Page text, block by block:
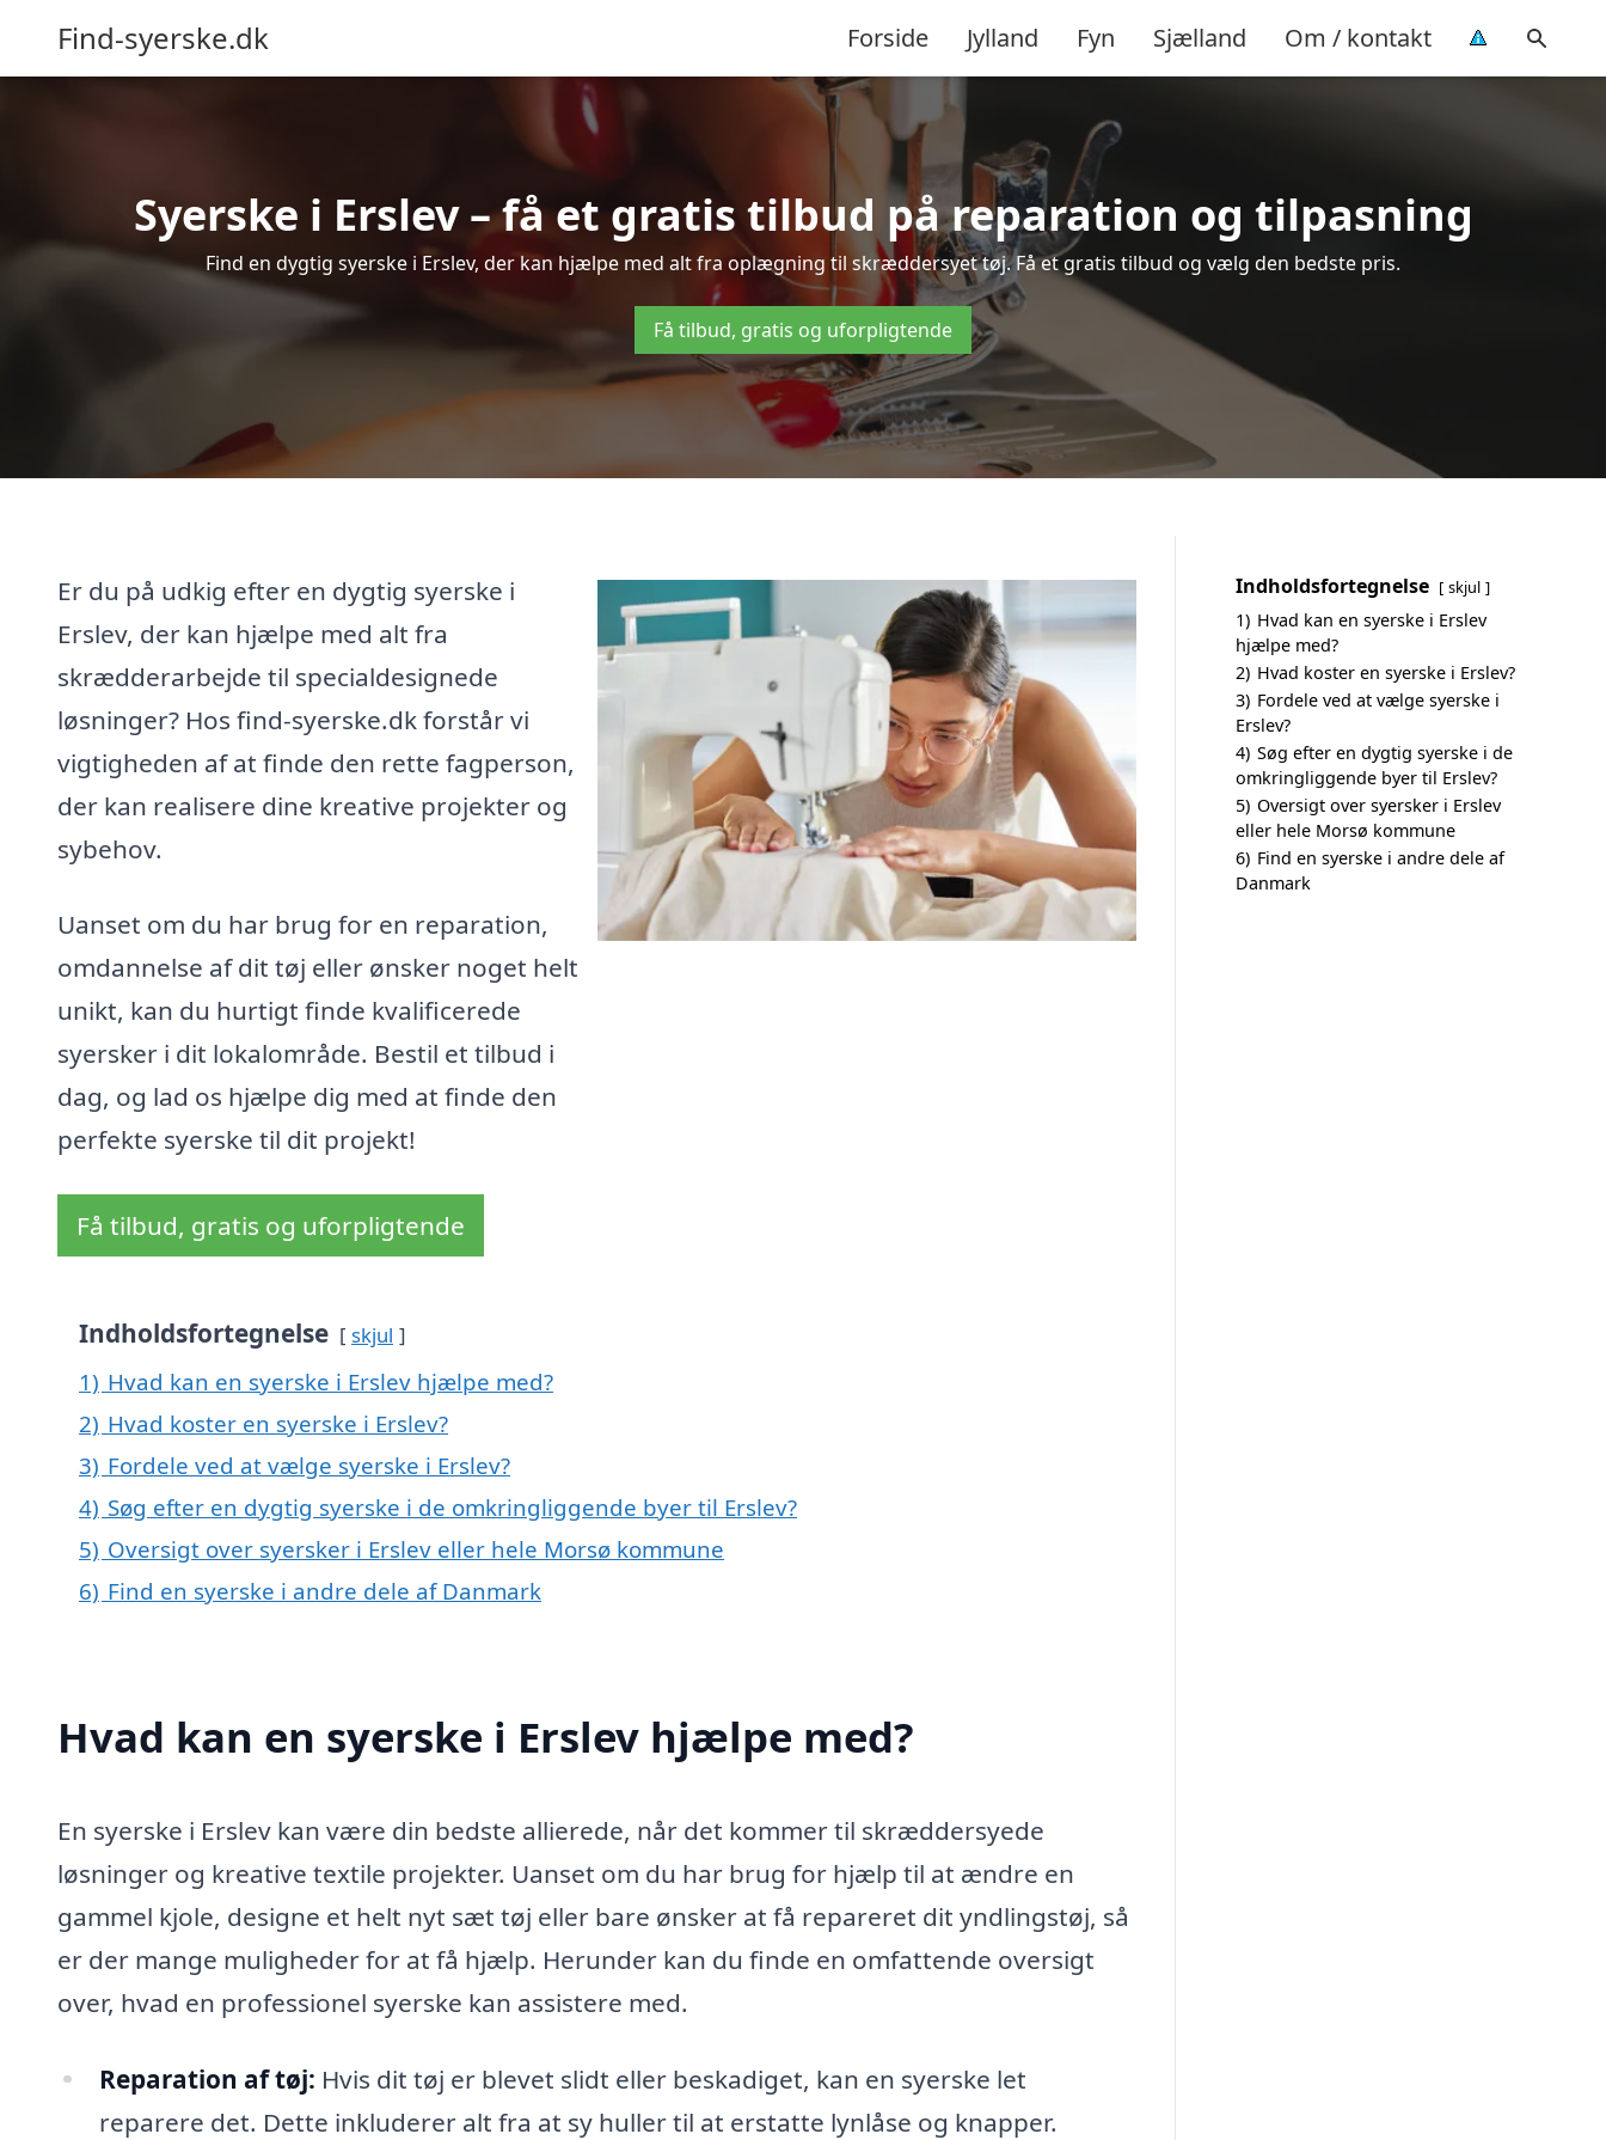
Find-syerske.dk Forside Jylland Fyn Sjælland Om / kontakt
Syerske i Erslev – få et gratis tilbud på reparation og tilpasning
Find en dygtig syerske i Erslev, der kan hjælpe med alt fra oplægning til skræddersyet tøj. Få et gratis tilbud og vælg den bedste pris.
Få tilbud, gratis og uforpligtende
Er du på udkig efter en dygtig syerske i
Erslev, der kan hjælpe med alt fra
skrædderarbejde til specialdesignede
løsninger? Hos find-syerske.dk forstår vi
vigtigheden af at finde den rette fagperson,
der kan realisere dine kreative projekter og
sybehov.
Uanset om du har brug for en reparation,
omdannelse af dit tøj eller ønsker noget helt
unikt, kan du hurtigt finde kvalificerede
syersker i dit lokalområde. Bestil et tilbud i
dag, og lad os hjælpe dig med at finde den
perfekte syerske til dit projekt!
Få tilbud, gratis og uforpligtende
Indholdsfortegnelse skjul
1) Hvad kan en syerske i Erslev hjælpe med?
2) Hvad koster en syerske i Erslev?
3) Fordele ved at vælge syerske i Erslev?
4) Søg efter en dygtig syerske i de omkringliggende byer til Erslev?
5) Oversigt over syersker i Erslev eller hele Morsø kommune
6) Find en syerske i andre dele af Danmark
Hvad kan en syerske i Erslev hjælpe med?
En syerske i Erslev kan være din bedste allierede, når det kommer til skræddersyede
løsninger og kreative textile projekter. Uanset om du har brug for hjælp til at ændre en
gammel kjole, designe et helt nyt sæt tøj eller bare ønsker at få repareret dit yndlingstøj, så
er der mange muligheder for at få hjælp. Herunder kan du finde en omfattende oversigt
over, hvad en professionel syerske kan assistere med.
Reparation af tøj: Hvis dit tøj er blevet slidt eller beskadiget, kan en syerske let
reparere det. Dette inkluderer alt fra at sy huller til at erstatte lynlåse og knapper.
Indholdsfortegnelse skjul
1) Hvad kan en syerske i Erslev
hjælpe med?
2) Hvad koster en syerske i Erslev?
3) Fordele ved at vælge syerske i
Erslev?
4) Søg efter en dygtig syerske i de
omkringliggende byer til Erslev?
5) Oversigt over syersker i Erslev
eller hele Morsø kommune
6) Find en syerske i andre dele af
Danmark